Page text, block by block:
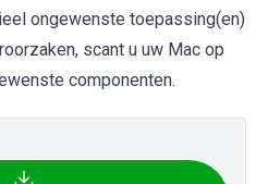
ongewenste toepassing(en)
scant u uw Mac op
componenten.